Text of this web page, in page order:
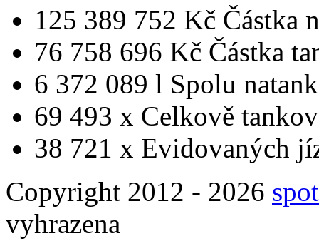
125 389 752 Kč Částka
76 758 696 Kč Částka
6 372 089 l Spolu
69 493 x Celkově
38 721 x Evidovaných
Copyright 2012 - 2026
vyhrazena